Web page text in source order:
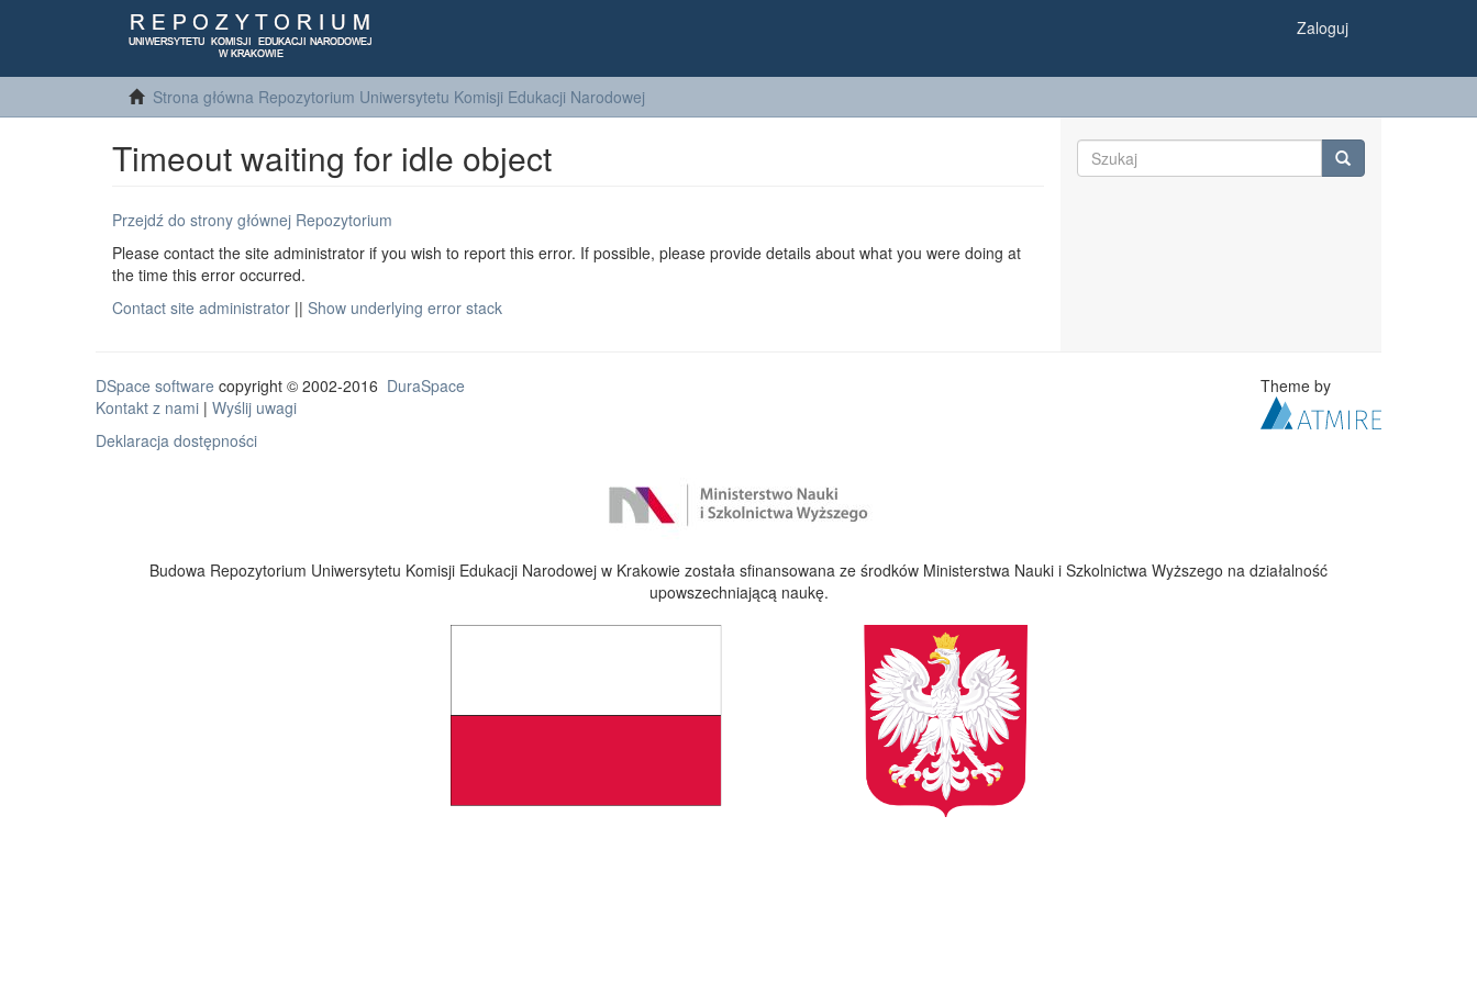
Zaloguj
Strona główna Repozytorium Uniwersytetu Komisji Edukacji Narodowej
Timeout waiting for idle object
Przejdź do strony głównej Repozytorium
Please contact the site administrator if you wish to report this error. If possible, please provide details about what you were doing at
the time this error occurred.
Contact site administrator || Show underlying error stack
DSpace software copyright © 2002-2016 DuraSpace
Kontakt z nami | Wyślij uwagi
Deklaracja dostępności
Theme by
Budowa Repozytorium Uniwersytetu Komisji Edukacji Narodowej w Krakowie została sfinansowana ze środków Ministerstwa Nauki i Szkolnictwa Wyższego na działalność
upowszechniającą naukę.